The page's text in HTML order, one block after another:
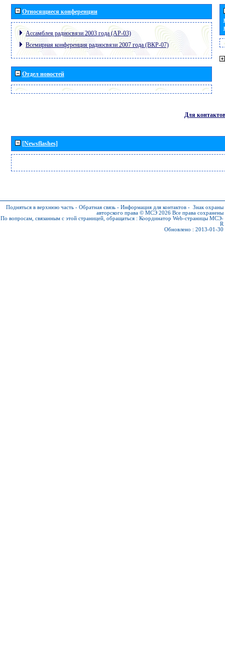
Относящиеся конференции
Ассамблея радиосвязи 2003 года (АР-03)
Всемирная конференция радиосвязи 2007 года (ВКР-07)
Отдел новостей
Для контактов
[Newsflashes]
Подняться в верхнюю часть - Обратная связь - Информация для контактов - Знак охраны
авторского права © МСЭ 2026 Все права сохранены
По вопросам, связанным с этой страницей, обращаться : Координатор Web-страницы МСЭ-
R
Обновлено : 2013-01-30